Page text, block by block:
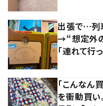
出張で…列
→“想定外の
「連れて行
「こんなん
を衝動買